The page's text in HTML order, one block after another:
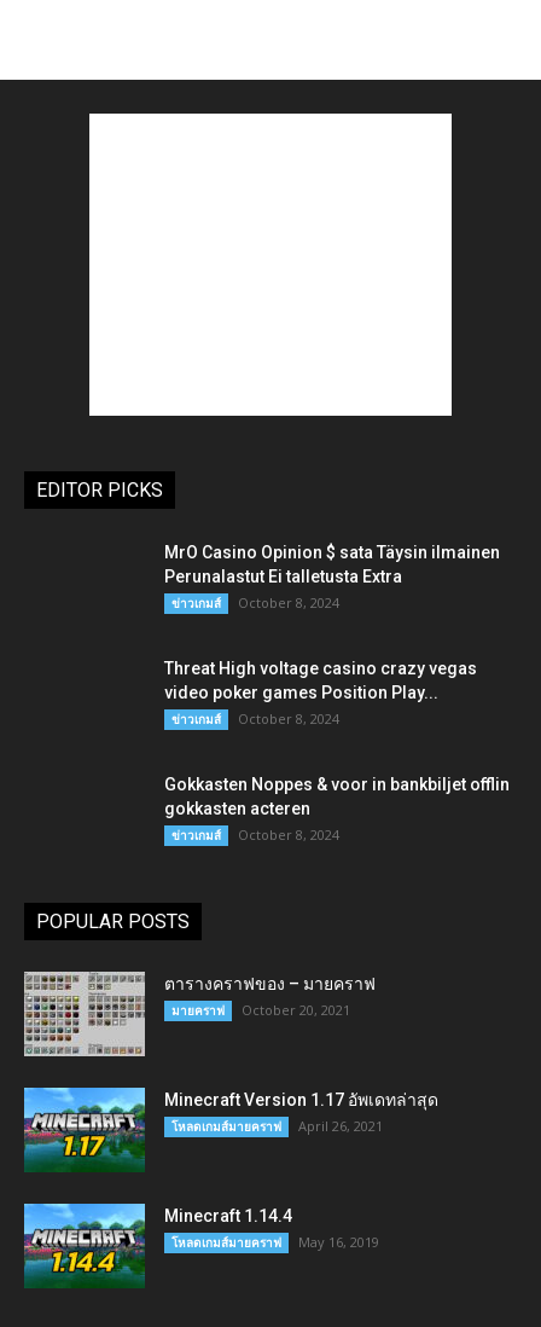
EDITOR PICKS
MrO Casino Opinion $ sata Täysin ilmainen
Perunalastut Ei talletusta Extra
ข่าวเกมส์ October 8, 2024
Threat High voltage casino crazy vegas
video poker games Position Play...
ข่าวเกมส์ October 8, 2024
Gokkasten Noppes & voor in bankbiljet offlin
gokkasten acteren
ข่าวเกมส์ October 8, 2024
POPULAR POSTS
ตารางคราฟของ – มายคราฟ
มายคราฟ October 20, 2021
Minecraft Version 1.17 อัพเดทล่าสุด
โหลดเกมส์มายคราฟ April 26, 2021
Minecraft 1.14.4
โหลดเกมส์มายคราฟ May 16, 2019